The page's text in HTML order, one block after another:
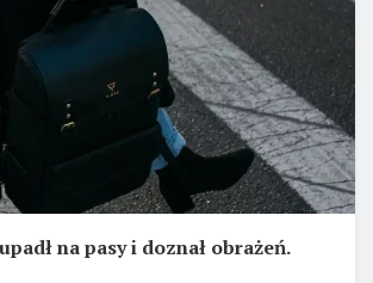
na pasy i doznał obrażeń.